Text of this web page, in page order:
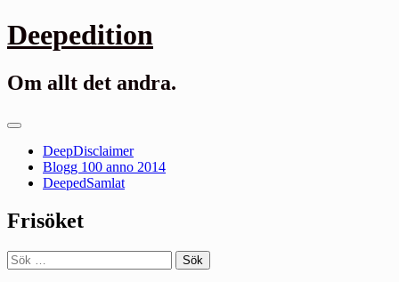
Gå
till
Deepedition
Om allt det andra.
Primär
DeepDisclaimer
Blogg 100 anno 2014
DeepedSamlat
Frisöket
Sök
efter: